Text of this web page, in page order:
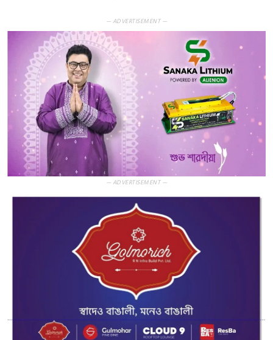
— ADVERTISEMENT —
— ADVERTISEMENT —